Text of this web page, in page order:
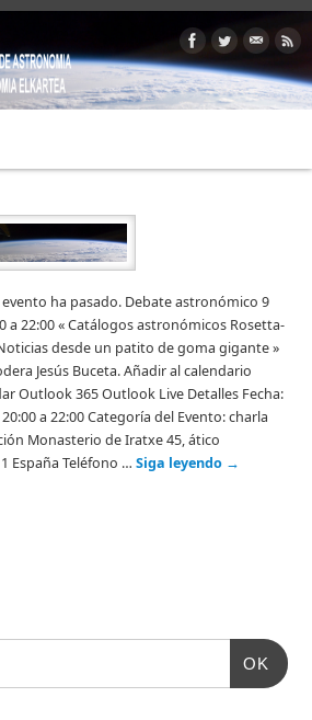
evento ha pasado. Debate astronómico 9
a 22:00 « Catálogos astronómicos Rosetta-
desde un patito de goma gigante »
Jesús Buceta. Añadir al calendario
Outlook 365 Outlook Live Detalles Fecha:
a 22:00 Categoría del Evento: charla
Monasterio de Iratxe 45, ático
España Teléfono … Siga leyendo →
OK